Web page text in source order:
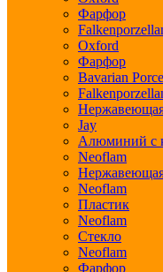
Фарфор
Oxford
Фарфор
Bavarian
Нержавеющая
Jay
Алюминий с
Neoflam
Нержавеющая
Neoflam
Пластик
Neoflam
Стекло
Neoflam
Фарфор